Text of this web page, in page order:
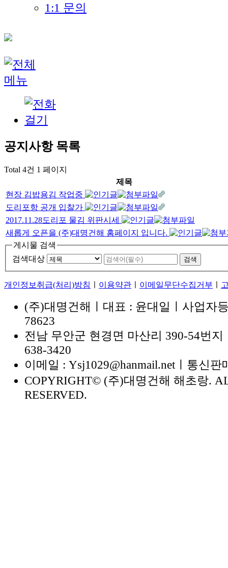
1:1 문의
공지사항목록
Total 4건 1 페이지
제목
현장 김밥용김 작업중
도리포항 공개 입찰가
2017.11.28도리포 물김 위판시세
새롭게 오픈을 (주)대명건해 홈페이지 입니다.
게시물 검색
검색대상
개인정보취급(처리)방침 이용약관 이메일무단수집거부
(주)대명건해 대표 : 윤대일
사업자
78623
전남 무안군 현경면 마산리 390-54번지
638-3420
이메일 : Ysj1029@hanmail.netㅣ 통신판
COPYRIGHT© (주)대명건해 해초랑.
RESERVED.